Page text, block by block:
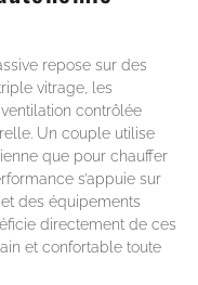
repose sur des
vitrage, les
contrôlée
Un couple utilise
que pour chauffer
s’appuie sur
des équipements
directement de ces
et confortable toute